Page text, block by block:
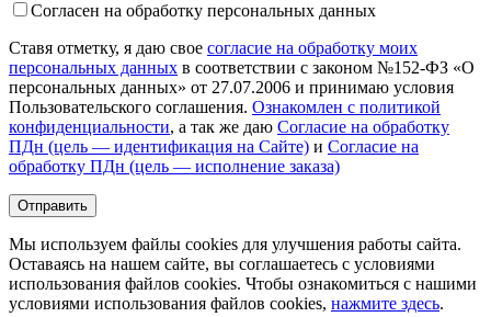
Согласен на обработку персональных данных
Ставя отметку, я даю свое согласие на обработку моих
персональных данных в соответствии с законом №152-ФЗ «О
персональных данных» от 27.07.2006 и принимаю условия
Пользовательского соглашения. Ознакомлен с политикой
конфиденциальности, а так же даю Согласие на обработку
ПДн (цель — идентификация на Сайте) и Согласие на
обработку ПДн (цель — исполнение заказа)
Мы используем файлы cookies для улучшения работы сайта.
Оставаясь на нашем сайте, вы соглашаетесь с условиями
использования файлов cookies. Чтобы ознакомиться с нашими
условиями использования файлов cookies, нажмите здесь.